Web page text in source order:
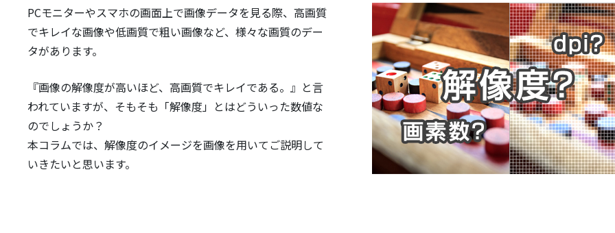
PCモニターやスマホの画面上で画像データを見る際、高画質
でキレイな画像や低画質で粗い画像など、様々な画質のデー
タがあります。
『画像の解像度が高いほど、高画質でキレイである。』と言
われていますが、そもそも「解像度」とはどういった数値な
のでしょうか？
本コラムでは、解像度のイメージを画像を用いてご説明して
いきたいと思います。